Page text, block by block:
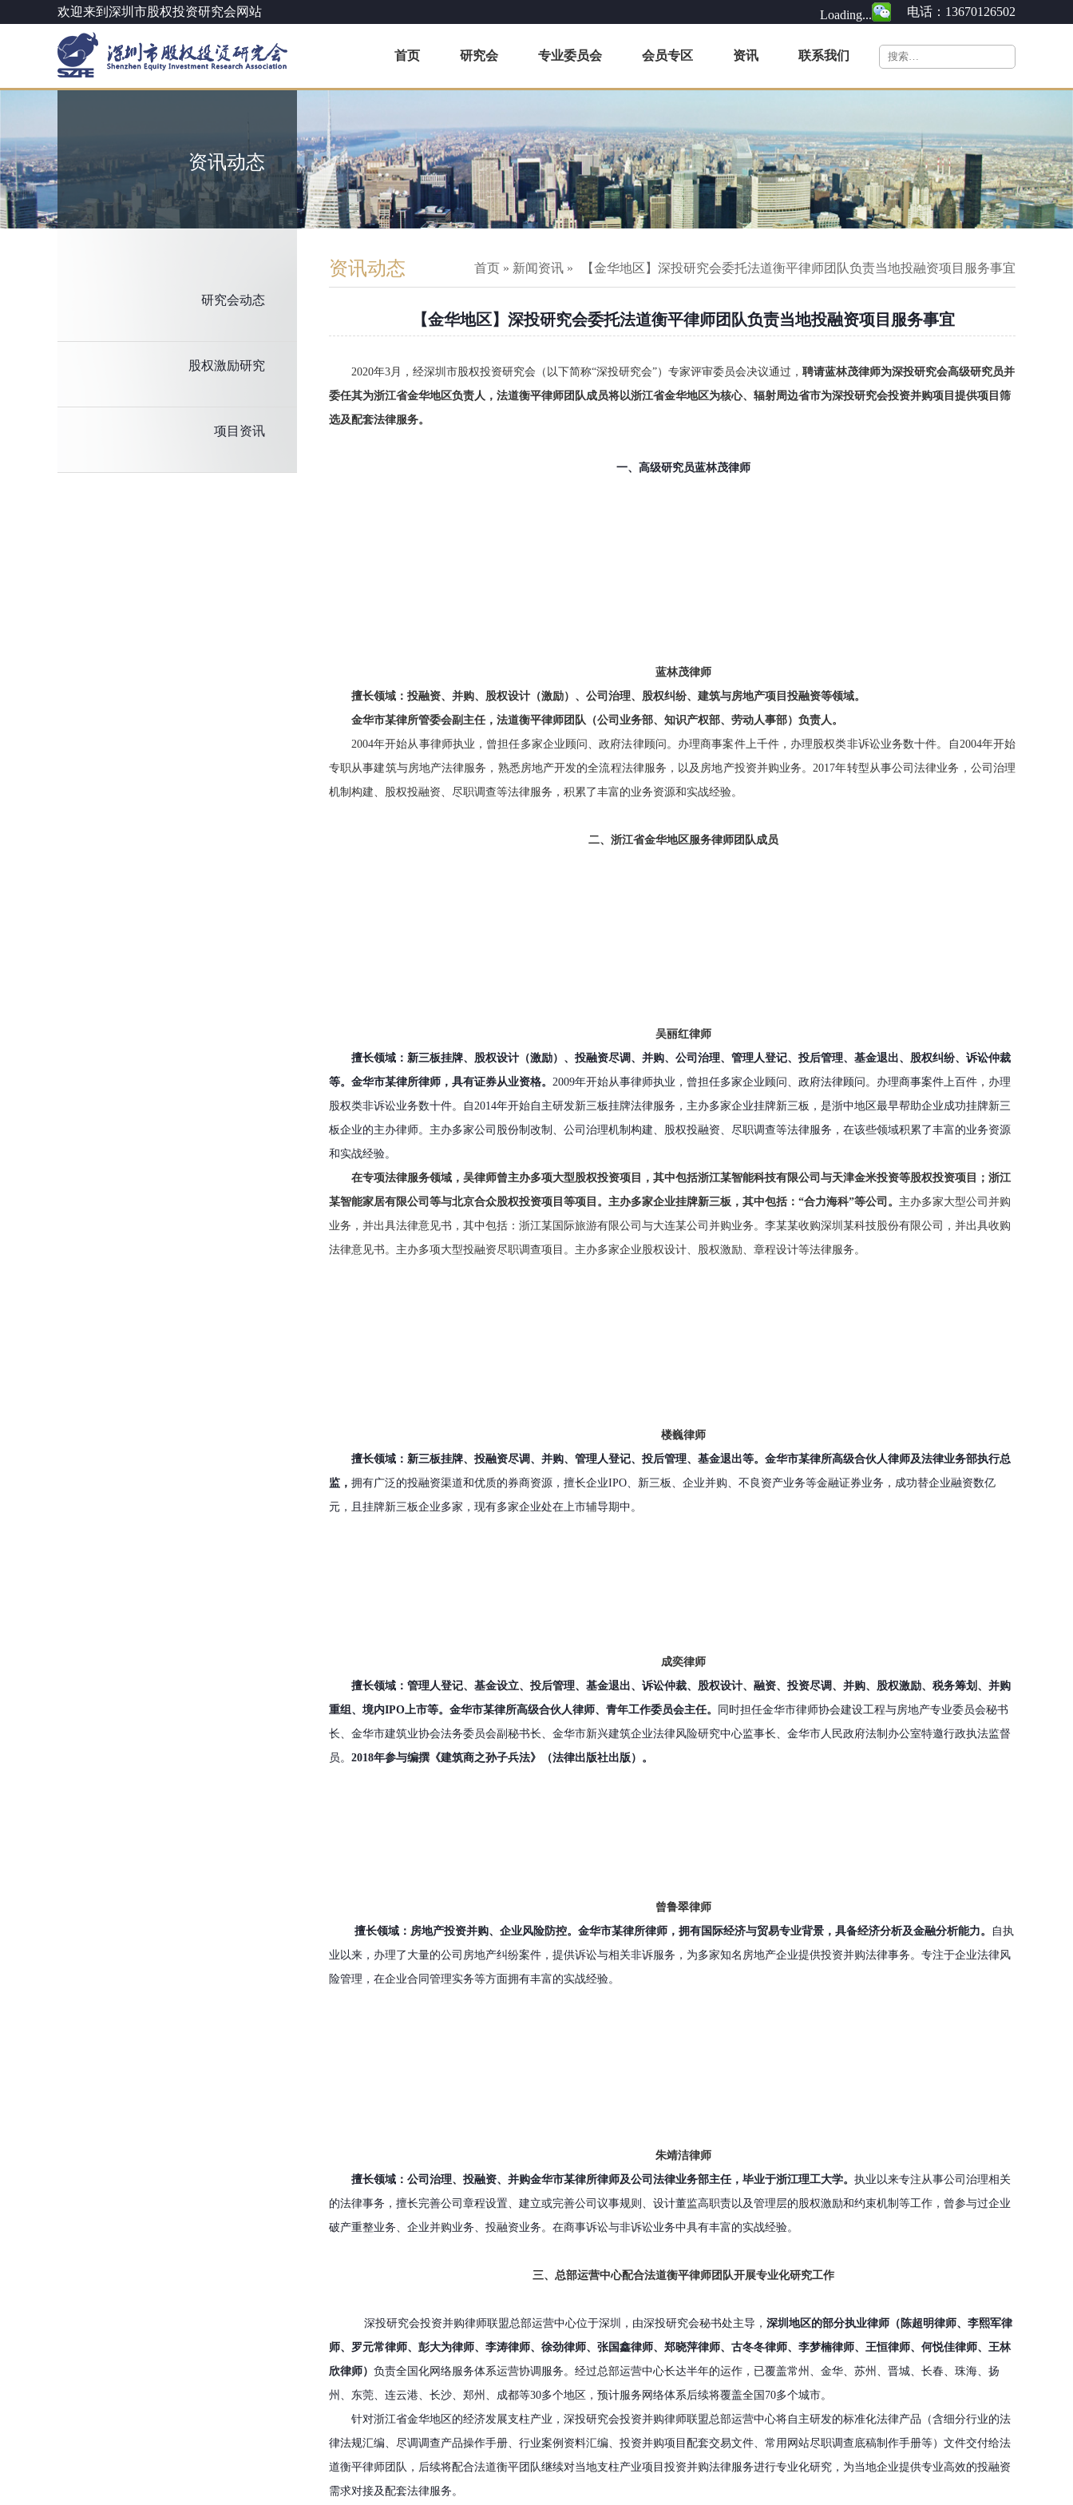
欢迎来到深圳市股权投资研究会网站 Loading... 电话：13670126502
首页 研究会 专业委员会 会员专区 资讯 联系我们
资讯动态
研究会动态
股权激励研究
项目资讯
资讯动态 首页 » 新闻资讯 » 【金华地区】深投研究会委托法道衡平律师团队负责当地投融资项目服务事宜
【金华地区】深投研究会委托法道衡平律师团队负责当地投融资项目服务事宜
2020年3月，经深圳市股权投资研究会（以下简称“深投研究会”）专家评审委员会决议通过， 聘请蓝林茂律师为深投研究会高级研究员并
委任其为浙江省金华地区负责人，法道衡平律师团队成员将以浙江省金华地区为核心、辐射周边省市为深投研究会投资并购项目提供项目筛
选及配套法律服务。
一、 高级研究员蓝林茂律师
蓝林茂律师
擅长领域：投融资、并购、股权设计（激励）、公司治理、股权纠纷、建筑与房地产项目投融资等领域。
金华市某律所管委会副主任，法道衡平律师团队（公司业务部、知识产权部、劳动人事部）负责人。
2004年开始从事律师执业，曾担任多家企业顾问、政府法律顾问。办理商事案件上千件，办理股权类非诉讼业务数十件。自2004年开始
专职从事建筑与房地产法律服务，熟悉房地产开发的全流程法律服务，以及房地产投资并购业务。2017年转型从事公司法律业务，公司治理
机制构建、股权投融资、尽职调查等法律服务，积累了丰富的业务资源和实战经验。
二、 浙江省金华地区服务律师团队成员
吴丽红律师
擅长领域：新三板挂牌、股权设计（激励）、投融资尽调、并购、公司治理、管理人登记、投后管理、基金退出、股权纠纷、诉讼仲裁
等。 金华市某律所律师，具有证券从业资格。 2009年开始从事律师执业，曾担任多家企业顾问、政府法律顾问。办理商事案件上百件，办理
股权类非诉讼业务数十件。自2014年开始自主研发新三板挂牌法律服务，主办多家企业挂牌新三板，是浙中地区最早帮助企业成功挂牌新三
板企业的主办律师。主办多家公司股份制改制、公司治理机制构建、股权投融资、尽职调查等法律服务，在该些领域积累了丰富的业务资源
和实战经验。
在专项法律服务领域，吴律师曾主办多项大型股权投资项目，其中包括浙江某智能科技有限公司与天津金米投资等股权投资项目；浙江
某智能家居有限公司等与北京合众股权投资项目等项目。主办多家企业挂牌新三板，其中包括：“合力海科”等公司。 主办多家大型公司并购
业务，并出具法律意见书，其中包括：浙江某国际旅游有限公司与大连某公司并购业务。李某某收购深圳某科技股份有限公司，并出具收购
法律意见书。主办多项大型投融资尽职调查项目。主办多家企业股权设计、股权激励、章程设计等法律服务。
楼巍律师
擅长领域：新三板挂牌、投融资尽调、并购、管理人登记、投后管理、基金退出等。 金华市某律所高级合伙人律师及法律业务部执行总
监， 拥有广泛的投融资渠道和优质的券商资源，擅长企业IPO、新三板、企业并购、不良资产业务等金融证券业务，成功替企业融资数亿
元，且挂牌新三板企业多家，现有多家企业处在上市辅导期中。
成奕律师
擅长领域：管理人登记、基金设立、投后管理、基金退出、诉讼仲裁、股权设计、融资、投资尽调、并购、股权激励、税务筹划、并购
重组、境内IPO上市等。 金华市某律所高级合伙人律师、青年工作委员会主任。
同时担任金华市律师协会建设工程与房地产专业委员会秘书
长、金华市建筑业协会法务委员会副秘书长、金华市新兴建筑企业法律风险研究中心监事长、金华市人民政府法制办公室特邀行政执法监督
员。 2018年参与编撰《建筑商之孙子兵法》（法律出版社出版）。
曾鲁翠律师
擅长领域：房地产投资并购、企业风险防控。 金华市某律所律师，拥有国际经济与贸易专业背景，具备经济分析及金融分析能力。
自执
业以来，办理了大量的公司房地产纠纷案件，提供诉讼与相关非诉服务，为多家知名房地产企业提供投资并购法律事务。专注于企业法律风
险管理，在企业合同管理实务等方面拥有丰富的实战经验。
朱靖洁律师
擅长领域：公司治理、投融资、并购金华市某律所律师及公司法律业务部主任，毕业于浙江理工大学。 执业以来专注从事公司治理相关
的法律事务，擅长完善公司章程设置、建立或完善公司议事规则、设计董监高职责以及管理层的股权激励和约束机制等工作，曾参与过企业
破产重整业务、企业并购业务、投融资业务。在商事诉讼与非诉讼业务中具有丰富的实战经验。
三、总部运营中心配合法道衡平律师团队开展专业化研究工作
深投研究会投资并购律师联盟总部运营中心位于深圳，由深投研究会秘书处主导， 深圳地区的部分执业律师（陈超明律师、李熙军律
师、罗元常律师、彭大为律师、李涛律师、徐劲律师、张国鑫律师、郑晓萍律师、古冬冬律师、李梦楠律师、王恒律师、何悦佳律师、王林
欣律师） 负责全国化网络服务体系运营协调服务。经过总部运营中心长达半年的运作，已覆盖常州、金华、苏州、晋城、长春、珠海、扬
州、东莞、连云港、长沙、郑州、成都等30多个地区，预计服务网络体系后续将覆盖全国70多个城市。
针对浙江省金华地区的经济发展支柱产业，深投研究会投资并购律师联盟总部运营中心将自主研发的标准化法律产品（含细分行业的法
律法规汇编、尽调调查产品操作手册、行业案例资料汇编、投资并购项目配套交易文件、常用网站尽职调查底稿制作手册等）文件交付给法
道衡平律师团队，后续将配合法道衡平团队继续对当地支柱产业项目投资并购法律服务进行专业化研究，为当地企业提供专业高效的投融资
需求对接及配套法律服务。